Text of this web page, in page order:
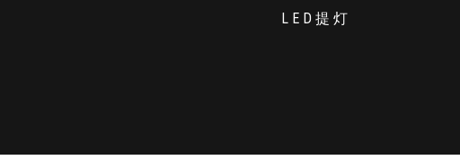
LED提灯